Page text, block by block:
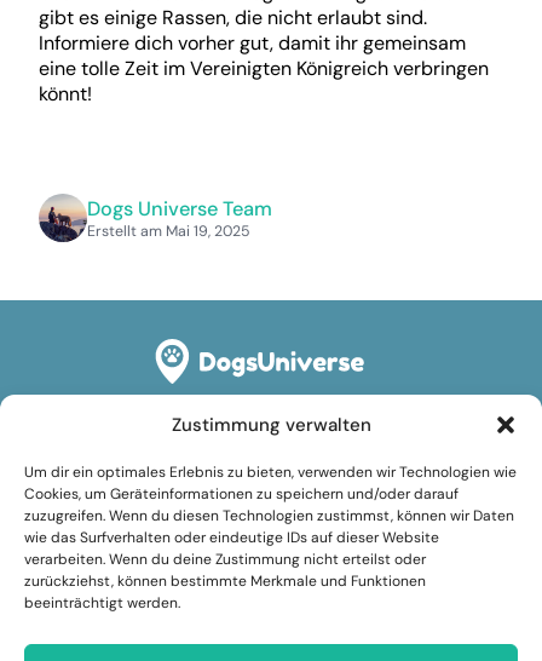
Zustimmung verwalten
Um dir ein optimales Erlebnis zu bieten, verwenden wir Technologien wie
Cookies, um Geräteinformationen zu speichern und/oder darauf
zuzugreifen. Wenn du diesen Technologien zustimmst, können wir Daten
wie das Surfverhalten oder eindeutige IDs auf dieser Website
verarbeiten. Wenn du deine Zustimmung nicht erteilst oder
zurückziehst, können bestimmte Merkmale und Funktionen
beeinträchtigt werden.
Dogs Universe Team
Erstellt am Mai 19, 2025
gibt es einige Rassen, die nicht erlaubt sind.
Informiere dich vorher gut, damit ihr gemeinsam
eine tolle Zeit im Vereinigten Königreich verbringen
könnt!
Impressum
Datenschutzerklärung
Cookie-Richtlinie (EU)
Nutzungsbedingungen
Folge uns